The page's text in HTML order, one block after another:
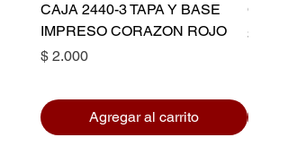
CAJA 2440-3 TAPA Y BASE
IMPRESO CORAZON ROJO
Precio
$ 2.000
Agregar al carrito
Precio
$